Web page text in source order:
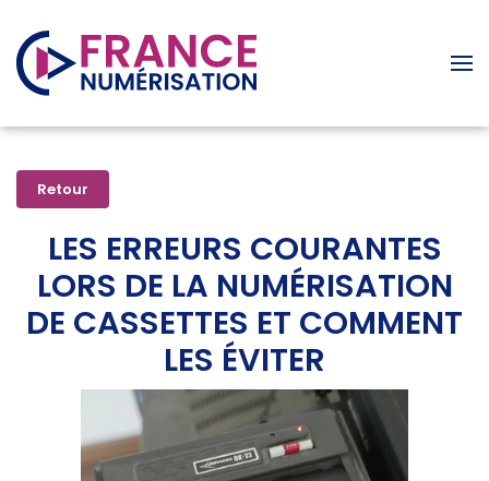
Accéder au contenu principal
Retour
LES ERREURS COURANTES
LORS DE LA NUMÉRISATION
DE CASSETTES ET COMMENT
LES ÉVITER